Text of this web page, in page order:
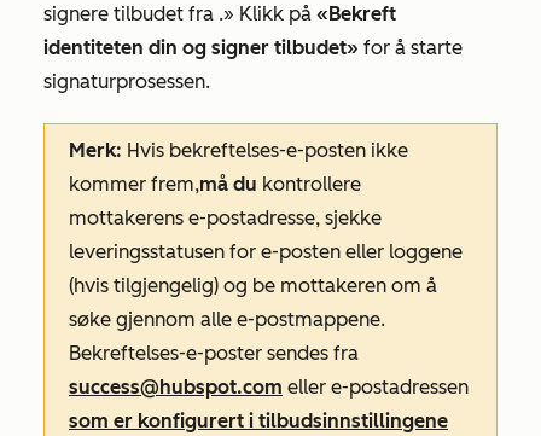
signere tilbudet fra .» Klikk på «Bekreft
identiteten din og signer tilbudet» for å starte
signaturprosessen.
Merk: Hvis bekreftelses-e-posten ikke
kommer frem,må du kontrollere
mottakerens e-postadresse, sjekke
leveringsstatusen for e-posten eller loggene
(hvis tilgjengelig) og be mottakeren om å
søke gjennom alle e-postmappene.
Bekreftelses-e-poster sendes fra
success@hubspot.com eller e-postadressen
som er konfigurert i tilbudsinnstillingene